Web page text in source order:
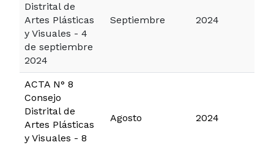
Distrital de
Artes Plásticas
y Visuales - 4
de septiembre
2024
Septiembre 2024
ACTA N° 8
Consejo
Distrital de
Artes Plásticas
y Visuales - 8
Agosto 2024